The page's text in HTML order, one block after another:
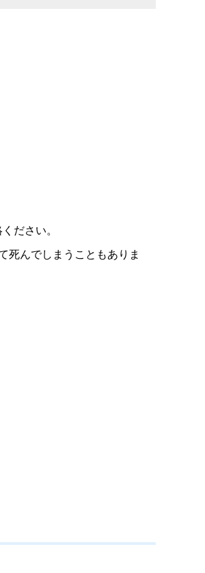
ださい。
死んでしまうこともありま